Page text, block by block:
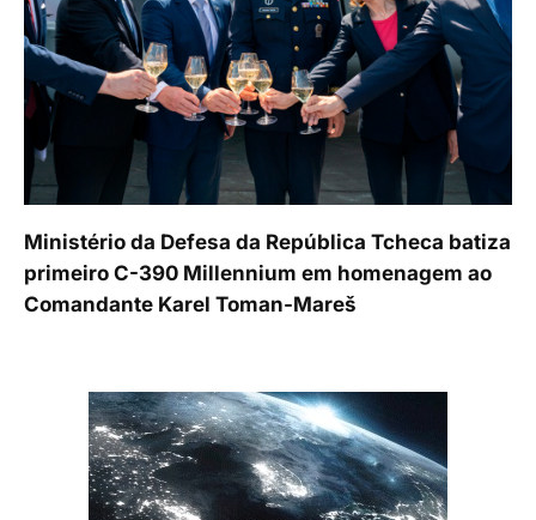
Ministério da Defesa da República Tcheca batiza
primeiro C-390 Millennium em homenagem ao
Comandante Karel Toman-Mareš